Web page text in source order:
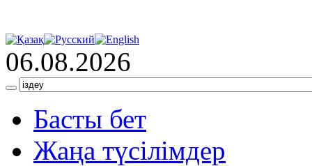
06.08.2026
Басты бет
Жаңа түсілімдер